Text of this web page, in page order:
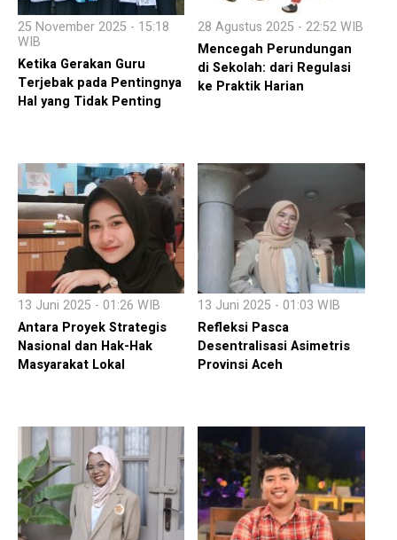
25 November 2025 - 15:18
WIB
Ketika Gerakan Guru
Terjebak pada Pentingnya
Hal yang Tidak Penting
28 Agustus 2025 - 22:52 WIB
Mencegah Perundungan
di Sekolah: dari Regulasi
ke Praktik Harian
13 Juni 2025 - 01:26 WIB
Antara Proyek Strategis
Nasional dan Hak-Hak
Masyarakat Lokal
13 Juni 2025 - 01:03 WIB
Refleksi Pasca
Desentralisasi Asimetris
Provinsi Aceh